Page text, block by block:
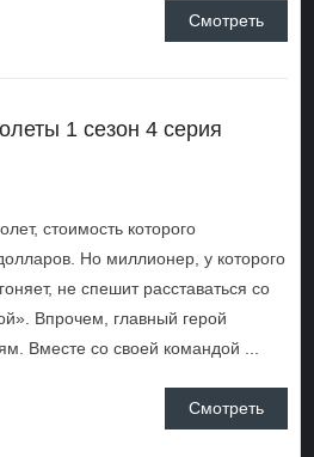
Смотреть
1 сезон 4 серия
стоимость которого
Но миллионер, у которого
не спешит расставаться со
Впрочем, главный герой
Вместе со своей командой ...
Смотреть